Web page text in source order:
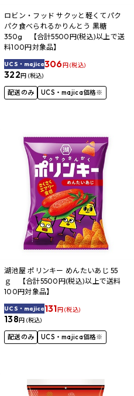
ロビン・フッド サクッと軽くてパク
パク食べられるかりんとう 黒糖
350g 【合計5500円(税込)以上で送
料100円対象品】
UCS・majica306円 (税込)
322円 (税込)
配送のみ UCS・majica価格※
湖池屋 ポリンキー めんたいあじ 55
ｇ 【合計5500円(税込)以上で送料
100円対象品】
UCS・majica131円 (税込)
138円 (税込)
配送のみ UCS・majica価格※